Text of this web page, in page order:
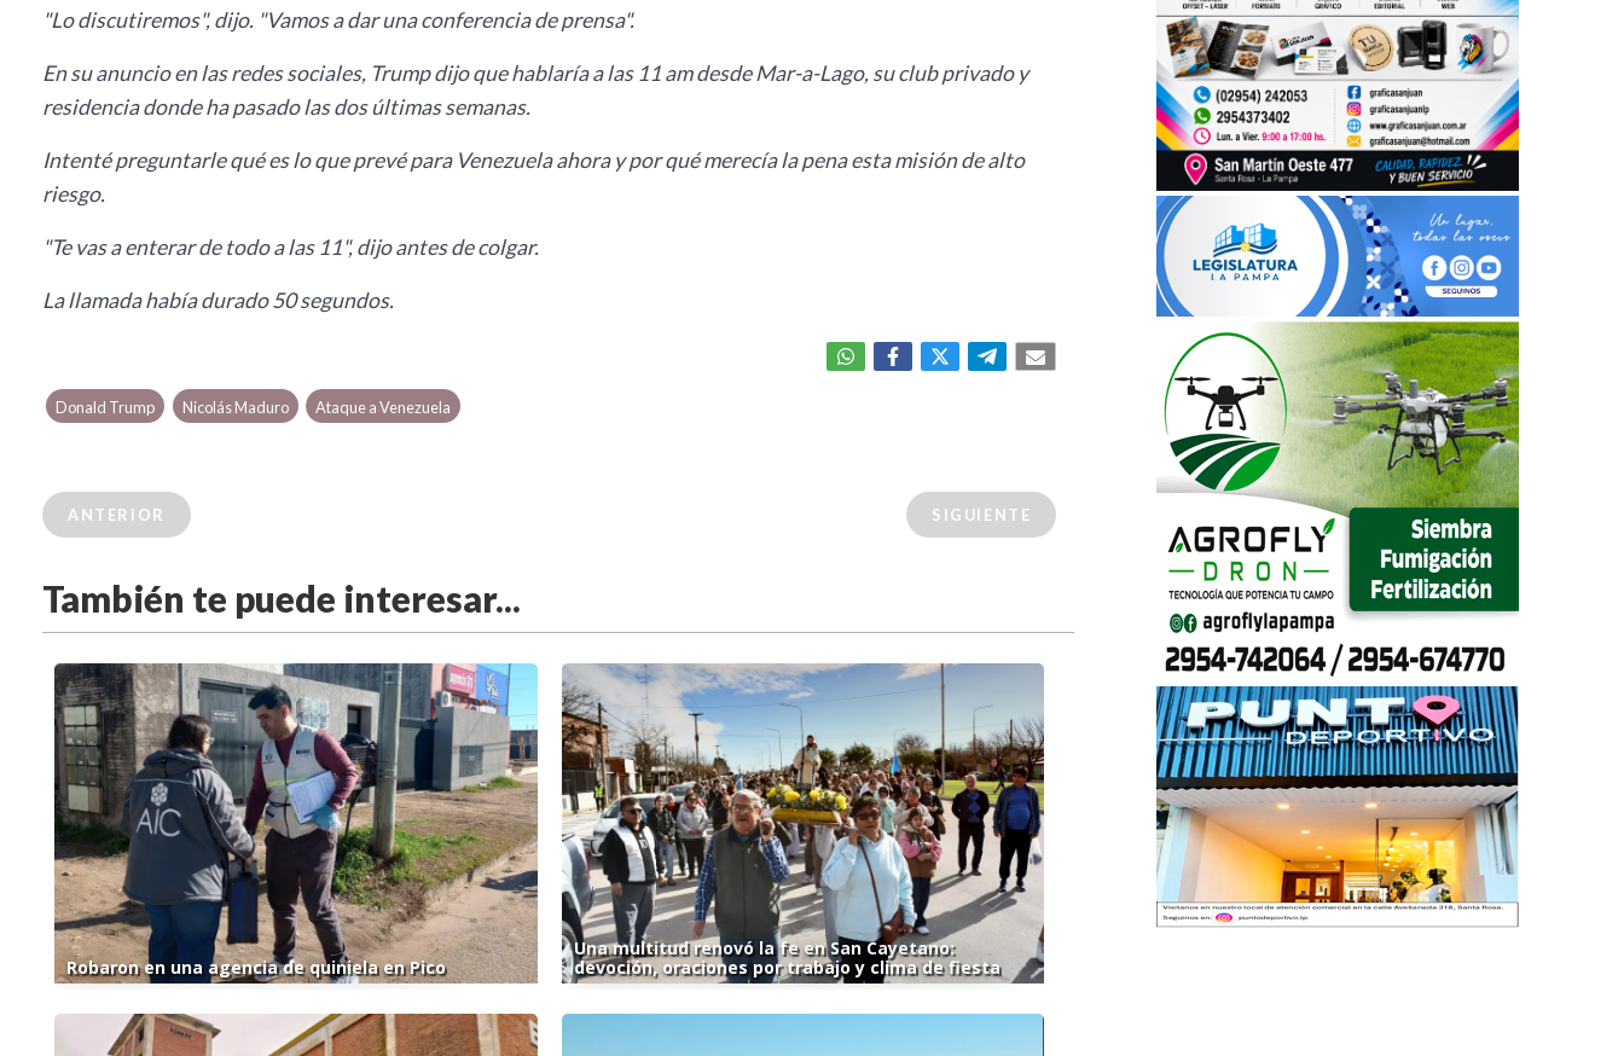
"Lo discutiremos", dijo. "Vamos a dar una conferencia de prensa".
En su anuncio en las redes sociales, Trump dijo que hablaría a las 11 am desde Mar-a-Lago, su club privado y
residencia donde ha pasado las dos últimas semanas.
Intenté preguntarle qué es lo que prevé para Venezuela ahora y por qué merecía la pena esta misión de alto
riesgo.
"Te vas a enterar de todo a las 11", dijo antes de colgar.
La llamada había durado 50 segundos.
Donald Trump Nicolás Maduro Ataque a Venezuela
ANTERIOR SIGUIENTE
También te puede interesar...
Robaron en una agencia de quiniela en Pico
Una multitud renovó la fe en San Cayetano:
devoción, oraciones por trabajo y clima de fiesta